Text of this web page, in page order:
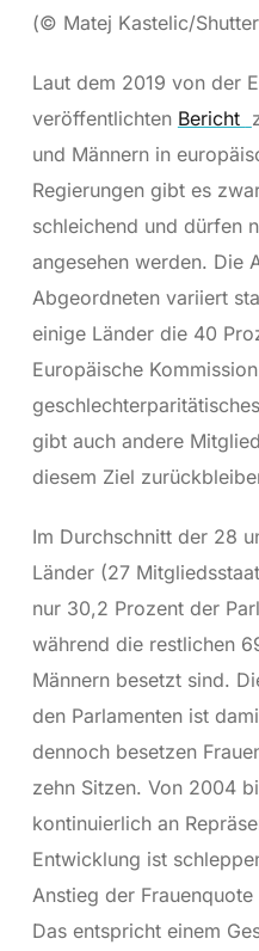
(© Matej Kastelic/
Laut dem 2019 von der
veröffentlichten Bericht
und Männern in
Regierungen gibt es
schleichend und dürfen
angesehen werden. Die
Abgeordneten variiert
einige Länder die 40
Europäische
gibt auch andere
diesem Ziel
Im Durchschnitt der 28
Länder (27
nur 30,2 Prozent der
während die restlichen
Männern besetzt sind.
den Parlamenten ist
dennoch besetzen
zehn Sitzen. Von 2004
kontinuierlich an
Entwicklung ist
Anstieg der
Das entspricht einem